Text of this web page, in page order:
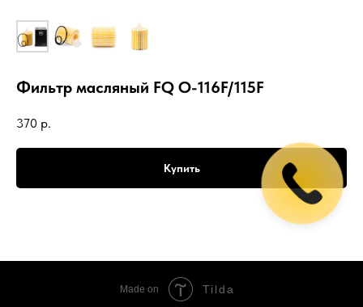
Фильтр масляный FQ O-116F/115F
370 р.
Купить
Made on Tilda